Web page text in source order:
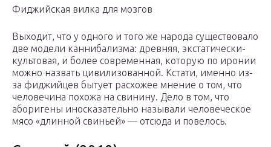
Фиджийская вилка для мозгов
Выходит, что у одного и того же народа существовало
две модели каннибализма: древняя, экстатически-
культовая, и более современная, которую по иронии
можно назвать цивилизованной. Кстати, именно из-
за фиджийцев бытует расхожее мнение о том, что
человечина похожа на свинину. Дело в том, что
аборигены иносказательно называли человеческое
мясо «длинной свиньей» — отсюда и повелось.